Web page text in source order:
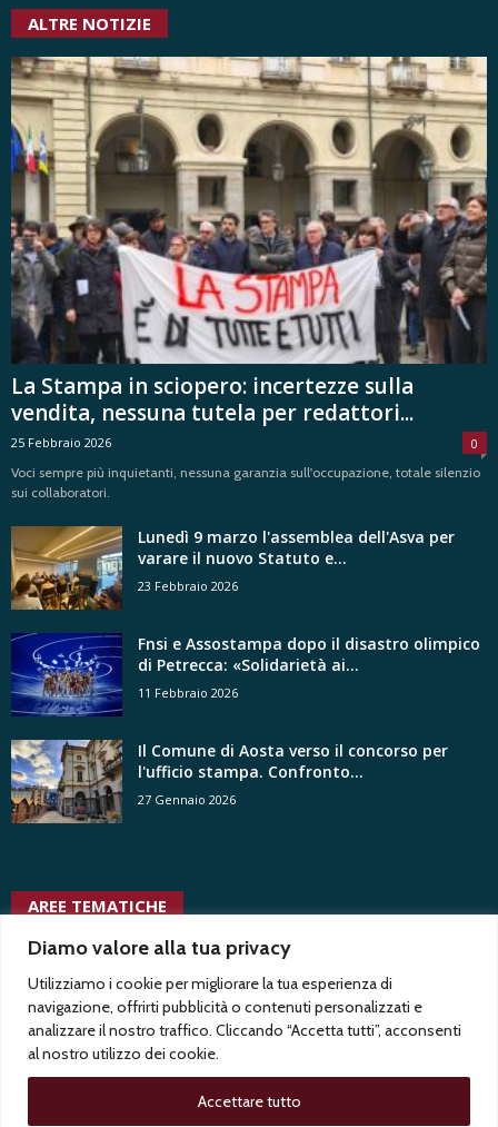
Diamo valore alla tua privacy
Utilizziamo i cookie per migliorare la tua esperienza di
navigazione, offrirti pubblicità o contenuti personalizzati e
analizzare il nostro traffico. Cliccando “Accetta tutti”, acconsenti
al nostro utilizzo dei cookie.
Accettare tutto
ALTRE NOTIZIE
La Stampa in sciopero: incertezze sulla
vendita, nessuna tutela per redattori...
25 Febbraio 2026
0
Voci sempre più inquietanti, nessuna garanzia sull'occupazione, totale silenzio
sui collaboratori.
Lunedì 9 marzo l'assemblea dell'Asva per
varare il nuovo Statuto e...
23 Febbraio 2026
Fnsi e Assostampa dopo il disastro olimpico
di Petrecca: «Solidarietà ai...
11 Febbraio 2026
Il Comune di Aosta verso il concorso per
l'ufficio stampa. Confronto...
27 Gennaio 2026
AREE TEMATICHE
voyeurismo Test1 uffici stampa tv radio locali
usigrai
trentennale uffici stampa pubblici
vittorio di trapani
uffici stampa privati